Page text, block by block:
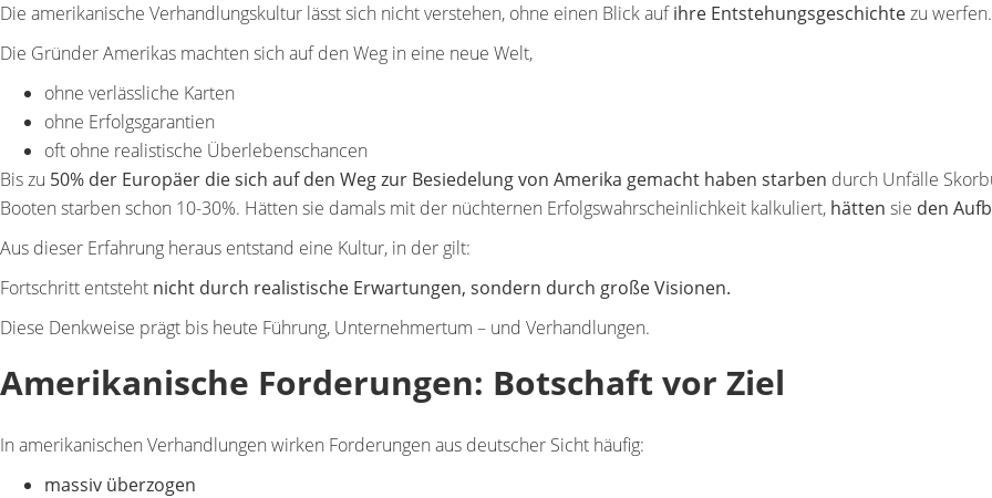
Die amerikanische Verhandlungskultur lässt sich nicht verstehen, ohne einen Blick aufihre Entstehungsgeschichtezu werfen.
Die Gründer Amerikas machten sich auf den Weg in eine neue Welt,
ohne verlässliche Karten
ohne Erfolgsgarantien
oft ohne realistische Überlebenschancen
Bis zu 50% der Europäer die sich auf den Weg zur Besiedelung von Amerika gemacht haben starben durch Unfälle
Booten starben schon 10-30%. Hätten sie damals mit der nüchternen Erfolgswahrscheinlichkeit kalkuliert, hätten sie den
Aus dieser Erfahrung heraus entstand eine Kultur, in der gilt:
Fortschritt entsteht nicht durch realistische Erwartungen, sondern durch große Visionen.
Diese Denkweise prägt bis heute Führung, Unternehmertum – und Verhandlungen.
Amerikanische Forderungen: Botschaft vor Ziel
In amerikanischen Verhandlungen wirken Forderungen aus deutscher Sicht häufig:
massiv überzogen